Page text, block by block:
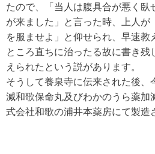
たので、「当人は腹具合が悪く臥
が来ました」と言った時、上人が
を服ませよ」と仰せられ、早速教
ところ直ちに治ったる故に書き残
えられたという説があります。
そうして養泉寺に伝来された後、
減和歌保命丸及びわかのうら薬加
式会社和歌の浦井本薬房にて製造